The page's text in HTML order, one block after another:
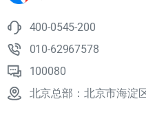
400-0545-200
010-62967578
100080
北京总部：北京市海淀